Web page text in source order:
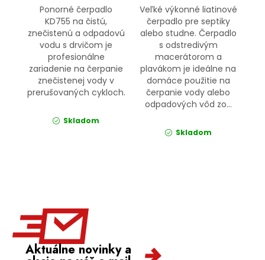
Ponorné čerpadlo
KD755 na čistú,
znečistenú a odpadovú
vodu s drvičom je
profesionálne
zariadenie na čerpanie
znečistenej vody v
prerušovaných cykloch.
Skladom
Veľké výkonné liatinové
čerpadlo pre septiky
alebo studne. Čerpadlo
s odstredivým
macerátorom a
plavákom je ideálne na
domáce použitie na
čerpanie vody alebo
odpadových vôd zo...
Skladom
Aktuálne novinky a